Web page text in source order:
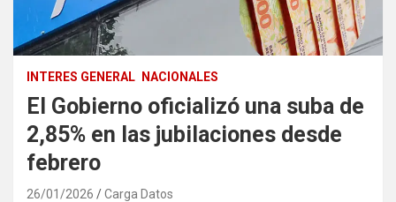
INTERES GENERAL NACIONALES
El Gobierno oficializó una suba de
2,85% en las jubilaciones desde
febrero
26/01/2026 Carga Datos